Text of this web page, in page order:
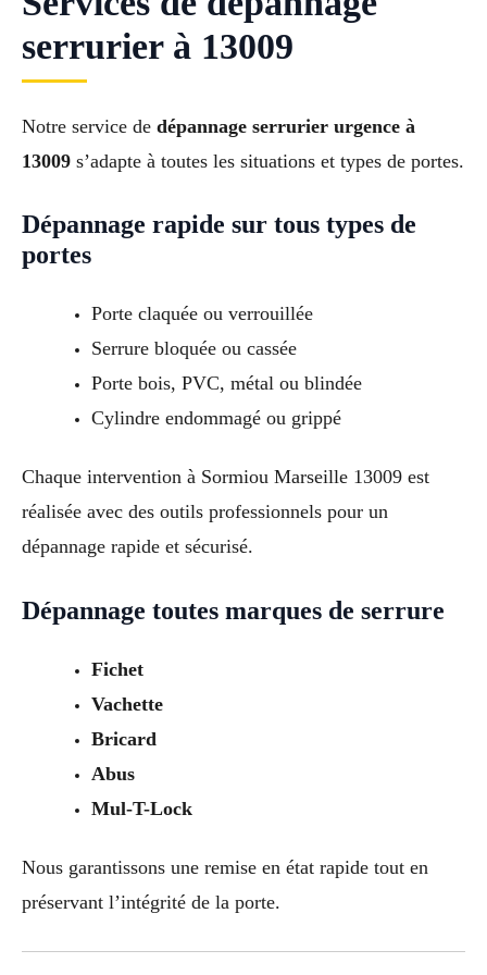
serrurier à 13009
Notre service de dépannage serrurier urgence à
13009 s’adapte à toutes les situations et types de portes.
Dépannage rapide sur tous types de
portes
Porte claquée ou verrouillée
Serrure bloquée ou cassée
Porte bois, PVC, métal ou blindée
Cylindre endommagé ou grippé
Chaque intervention à Sormiou Marseille 13009 est
réalisée avec des outils professionnels pour un
dépannage rapide et sécurisé.
Dépannage toutes marques de serrure
Fichet
Vachette
Bricard
Abus
Mul-T-Lock
Nous garantissons une remise en état rapide tout en
préservant l’intégrité de la porte.